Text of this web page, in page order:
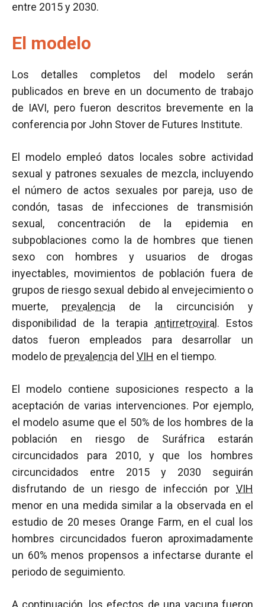
entre 2015 y 2030.
El modelo
Los detalles completos del modelo serán
publicados en breve en un documento de trabajo
de IAVI, pero fueron descritos brevemente en la
conferencia por John Stover de Futures Institute.
El modelo empleó datos locales sobre actividad
sexual y patrones sexuales de mezcla, incluyendo
el número de actos sexuales por pareja, uso de
condón, tasas de infecciones de transmisión
sexual, concentración de la epidemia en
subpoblaciones como la de hombres que tienen
sexo con hombres y usuarios de drogas
inyectables, movimientos de población fuera de
grupos de riesgo sexual debido al envejecimiento o
muerte, prevalencia de la circuncisión y
disponibilidad de la terapia antirretroviral . Estos
datos fueron empleados para desarrollar un
modelo de prevalencia del VIH en el tiempo.
El modelo contiene suposiciones respecto a la
aceptación de varias intervenciones. Por ejemplo,
el modelo asume que el 50% de los hombres de la
población en riesgo de Suráfrica estarán
circuncidados para 2010, y que los hombres
circuncidados entre 2015 y 2030 seguirán
disfrutando de un riesgo de infección por VIH
menor en una medida similar a la observada en el
estudio de 20 meses Orange Farm, en el cual los
hombres circuncidados fueron aproximadamente
un 60% menos propensos a infectarse durante el
periodo de seguimiento.
A continuación, los efectos de una vacuna fueron